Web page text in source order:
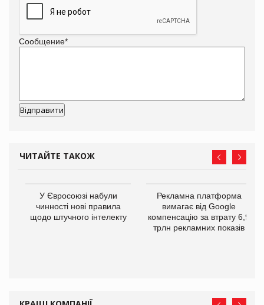
Сообщение*
ЧИТАЙТЕ ТАКОЖ
У Євросоюзі набули
чинності нові правила
щодо штучного інтелекту
Рекламна платформа
вимагає від Google
компенсацію за втрату 6,9
трлн рекламних показів